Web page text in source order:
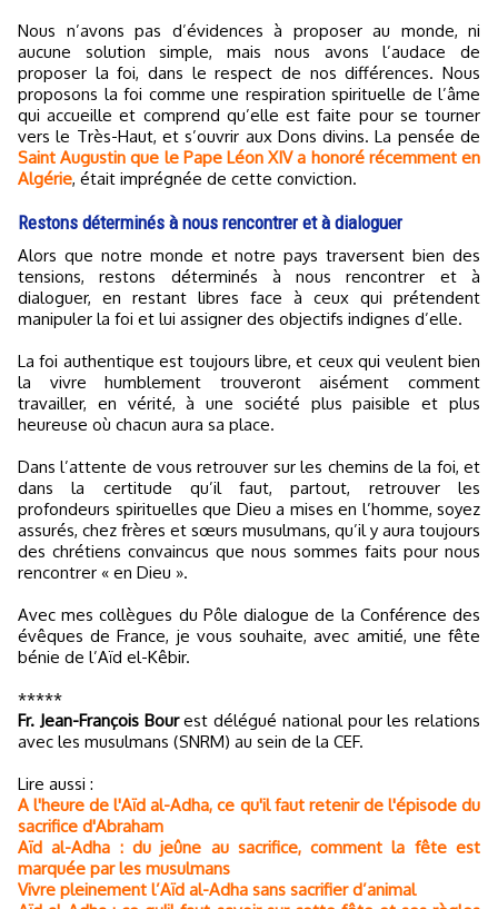
Nous n’avons pas d’évidences à proposer au monde, ni
aucune solution simple, mais nous avons l’audace de
proposer la foi, dans le respect de nos différences. Nous
proposons la foi comme une respiration spirituelle de l’âme
qui accueille et comprend qu’elle est faite pour se tourner
vers le Très-Haut, et s’ouvrir aux Dons divins. La pensée de
Saint Augustin que le Pape Léon XIV a honoré récemment en
Algérie, était imprégnée de cette conviction.
Restons déterminés à nous rencontrer et à dialoguer
Alors que notre monde et notre pays traversent bien des
tensions, restons déterminés à nous rencontrer et à
dialoguer, en restant libres face à ceux qui prétendent
manipuler la foi et lui assigner des objectifs indignes d’elle.
La foi authentique est toujours libre, et ceux qui veulent bien
la vivre humblement trouveront aisément comment
travailler, en vérité, à une société plus paisible et plus
heureuse où chacun aura sa place.
Dans l’attente de vous retrouver sur les chemins de la foi, et
dans la certitude qu’il faut, partout, retrouver les
profondeurs spirituelles que Dieu a mises en l’homme, soyez
assurés, chez frères et sœurs musulmans, qu’il y aura toujours
des chrétiens convaincus que nous sommes faits pour nous
rencontrer « en Dieu ».
Avec mes collègues du Pôle dialogue de la Conférence des
évêques de France, je vous souhaite, avec amitié, une fête
bénie de l’Aïd el-Kêbir.
*****
Fr. Jean-François Bourest délégué national pour les relations
avec les musulmans (SNRM) au sein de la CEF.
Lire aussi :
A l'heure de l'Aïd al-Adha, ce qu'il faut retenir de l'épisode du
sacrifice d'Abraham
Aïd al-Adha : du jeûne au sacrifice, comment la fête est
marquée par les musulmans
Vivre pleinement l’Aïd al-Adha sans sacrifier d’animal